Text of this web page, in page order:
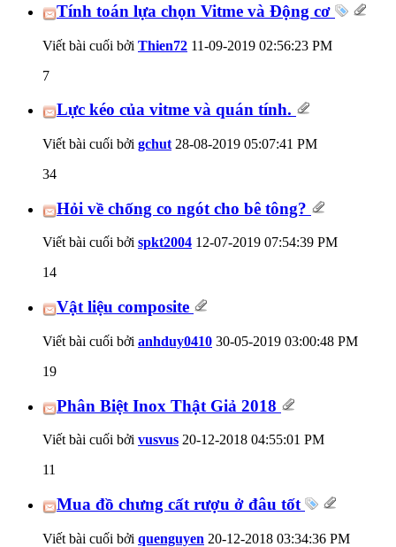
Tính toán lựa chọn Vitme và Động cơ
Viết bài cuối bởi Thien72 11-09-2019 02:56:23 PM
7
Lực kéo của vitme và quán tính.
Viết bài cuối bởi gchut 28-08-2019 05:07:41 PM
34
Hỏi về chống co ngót cho bê tông?
Viết bài cuối bởi spkt2004 12-07-2019 07:54:39 PM
14
Vật liệu composite
Viết bài cuối bởi anhduy0410 30-05-2019 03:00:48 PM
19
Phân Biệt Inox Thật Giả 2018
Viết bài cuối bởi vusvus 20-12-2018 04:55:01 PM
11
Mua đồ chưng cất rượu ở đâu tốt
Viết bài cuối bởi quenguyen 20-12-2018 03:34:36 PM